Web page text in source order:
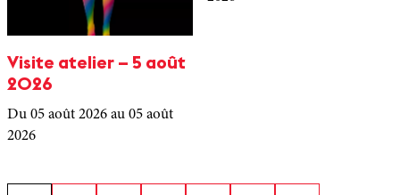
Visite atelier – 5 août
2026
Du 05 août 2026 au 05 août
2026